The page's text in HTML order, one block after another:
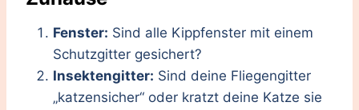
Fenster: Sind alle Kippfenster mit einem
Schutzgitter gesichert?
Insektengitter: Sind deine Fliegengitter
„katzensicher“ oder kratzt deine Katze sie